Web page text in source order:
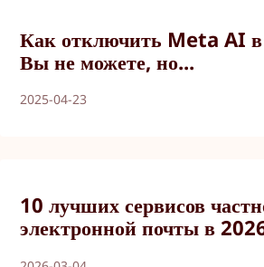
Как отключить Meta AI
Вы не можете, но...
2025-04-23
10 лучших сервисов
электронной почты в